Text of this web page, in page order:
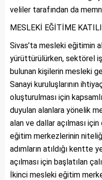
veliler tarafından da
MESLEKİ EĞİTİME
Sivas’ta mesleki eğitimin
yürüttürülürken, sektörel
bulunan kişilerin mesleki
Sanayi kuruluşlarının
oluşturulması için
duyulan alanlara yönelik
alan ve dallar açılması
eğitim merkezlerinin
adımların atıldığı kentte
açılması için başlatılan
İkinci mesleki eğitim